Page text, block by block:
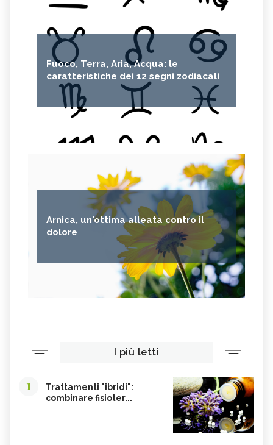
Fuoco, Terra, Aria, Acqua: le
caratteristiche dei 12 segni zodiacali
Arnica, un'ottima alleata contro il
dolore
I più letti
1
Trattamenti "ibridi":
combinare fisioter...